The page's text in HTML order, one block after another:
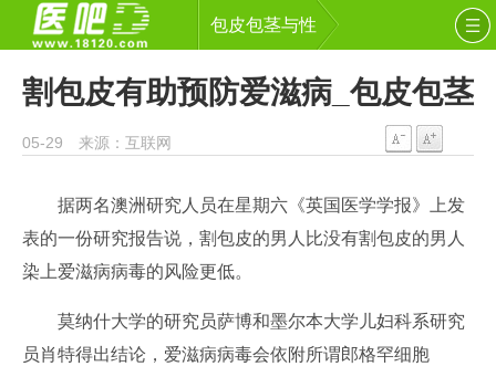
包皮包茎与性
割包皮有助预防爱滋病_包皮包茎
05-29 来源：互联网
据两名澳洲研究人员在星期六《英国医学学报》上发
表的一份研究报告说，割包皮的男人比没有割包皮的男人
染上爱滋病病毒的风险更低。
莫纳什大学的研究员萨博和墨尔本大学儿妇科系研究
员肖特得出结论，爱滋病病毒会依附所谓郎格罕细胞